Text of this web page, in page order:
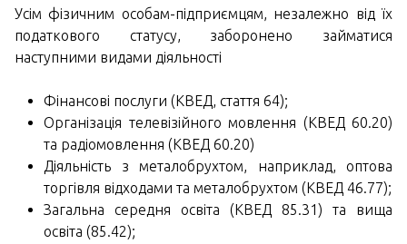
Усім фізичним особам-підприємцям, незалежно від їх
податкового статусу, заборонено займатися
наступними видами діяльності
Фінансові послуги (КВЕД, стаття 64);
Організація телевізійного мовлення (КВЕД 60.20)
та радіомовлення (КВЕД 60.20)
Діяльність з металобрухтом, наприклад, оптова
торгівля відходами та металобрухтом (КВЕД 46.77);
Загальна середня освіта (КВЕД 85.31) та вища
освіта (85.42);